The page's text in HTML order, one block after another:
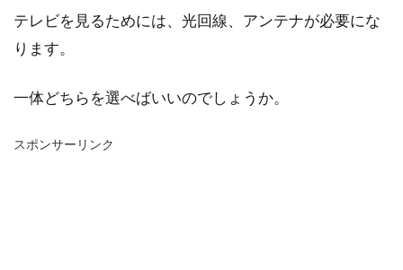
テレビを見るためには、光回線、アンテナが必要にな
ります。
一体どちらを選べばいいのでしょうか。
スポンサーリンク